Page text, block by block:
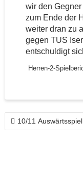
wir den
zum Ende der
weiter dran zu
gegen TUS
entschuldigt
Herren-2-
10/11